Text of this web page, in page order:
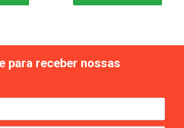
para receber nossas